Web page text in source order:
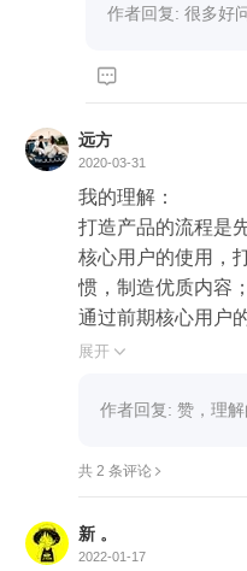
码达人，所以可
不过，现在大部
发现和启程是不是
户的发现，一个是
精通是针对高级用
但是那些“尝鲜”的
一般也是在进化的
产品形态可能也和
是现在的知乎已经
是不是每一个细分
作者回复: 很多好

远方
2020-03-31
我的理解：
打造产品的流程是
核心用户的使用，
惯，制造优质内容；
通过前期核心用户
程；
教程，就开始正式
最后就是为保障产
不断有新鲜感，而
新的生态。
展开 
作者回复: 赞，理
共 2 条评论
新 。
2022-01-17